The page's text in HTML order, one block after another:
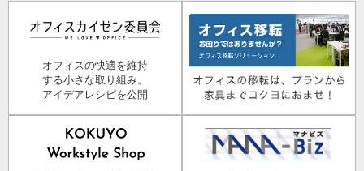
オフィスの快適を維持
する小さな取り組み。
アイデアレシピを公開